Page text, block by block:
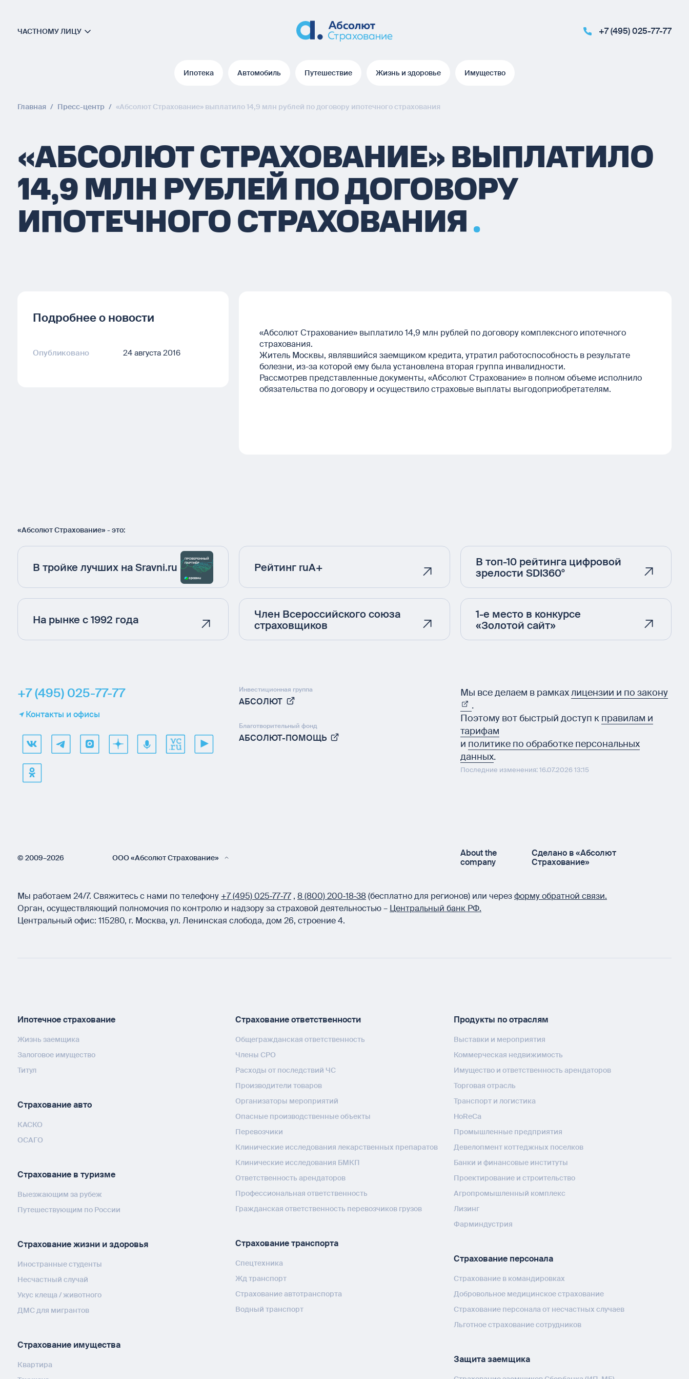
ЧАСТНОМУ ЛИЦУ +7 (495) 025-77-77
Ипотека Автомобиль Путешествие Жизнь и здоровье Имущество
Главная / Пресс-центр / «Абсолют Страхование» выплатило 14,9 млн рублей по договору ипотечного страхования
«АБСОЛЮТ СТРАХОВАНИЕ» ВЫПЛАТИЛО
14,9 МЛН РУБЛЕЙ ПО ДОГОВОРУ
ИПОТЕЧНОГО СТРАХОВАНИЯ
Подробнее о новости
Опубликовано 24 августа 2016
«Абсолют Страхование» выплатило 14,9 млн рублей по договору комплексного ипотечного
страхования.
Житель Москвы, являвшийся заемщиком кредита, утратил работоспособность в результате
болезни, из-за которой ему была установлена вторая группа инвалидности.
Рассмотрев представленные документы, «Абсолют Страхование» в полном объеме исполнило
обязательства по договору и осуществило страховые выплаты выгодоприобретателям.
«Абсолют Страхование» - это:
В тройке лучших на Sravni.ru
На рынке с 1992 года
Рейтинг ruA+
Член Всероссийского союза
страховщиков
В топ-10 рейтинга цифровой
зрелости SDI360°
1-е место в конкурсе
«Золотой сайт»
+7 (495) 025-77-77
Контакты и офисы
Инвестиционная группа
АБСОЛЮТ
Благотворительный фонд
АБСОЛЮТ-ПОМОЩЬ
Мы все делаем в рамкахлицензии и по закону
.
Поэтому вот быстрый доступ к правилам и
тарифам
и политике по обработке персональных
данных.
Последние изменения: 16.07.2026 13:15
© 2009–2026 ООО «Абсолют Страхование»
About the
company
Сделано в «Абсолют
Страхование»
Мы работаем 24/7. Свяжитесь с нами по телефону +7 (495) 025‑77‑77 , 8 (800) 200‑18‑38(бесплатно для регионов) или черезформу обратной связи.
Орган, осуществляющий полномочия по контролю и надзору за страховой деятельностью – Центральный банк РФ.
Центральный офис: 115280, г. Москва, ул. Ленинская слобода, дом 26, строение 4.
Ипотечное страхование
Жизнь заемщика
Залоговое имущество
Титул
Страхование авто
КАСКО
ОСАГО
Страхование в туризме
Выезжающим за рубеж
Путешествующим по России
Страхование жизни и здоровья
Иностранные студенты
Несчастный случай
Укус клеща / животного
ДМС для мигрантов
Страхование имущества
Квартира
Страхование ответственности
Общегражданская ответственность
Члены СРО
Расходы от последствий ЧС
Производители товаров
Организаторы мероприятий
Опасные производственные объекты
Перевозчики
Клинические исследования лекарственных препаратов
Клинические исследования БМКП
Ответственность арендаторов
Профессиональная ответственность
Гражданская ответственность перевозчиков грузов
Страхование транспорта
Спецтехника
Жд транспорт
Страхование автотранспорта
Водный транспорт
Продукты по отраслям
Выставки и мероприятия
Коммерческая недвижимость
Имущество и ответственность арендаторов
Торговая отрасль
Транспорт и логистика
HoReCa
Промышленные предприятия
Девелопмент коттеджных поселков
Банки и финансовые институты
Проектирование и строительство
Агропромышленный комплекс
Лизинг
Фарминдустрия
Страхование персонала
Страхование в командировках
Добровольное медицинское страхование
Страхование персонала от несчастных случаев
Льготное страхование сотрудников
Защита заемщика